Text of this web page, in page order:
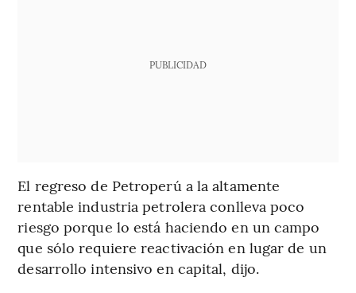
PUBLICIDAD
El regreso de Petroperú a la altamente
rentable industria petrolera conlleva poco
riesgo porque lo está haciendo en un campo
que sólo requiere reactivación en lugar de un
desarrollo intensivo en capital, dijo.